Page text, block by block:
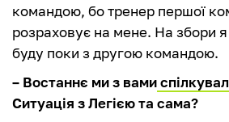
командою, бо тренер першої
розраховує на мене. На збори
буду поки з другою командою.
– Востаннє ми з вами
Ситуація з Легією та сама?